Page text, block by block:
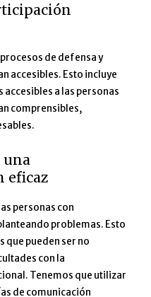
de defensa y
accesibles. Esto incluye
accesibles a las personas
comprensibles,
una
eficaz
personas con
problemas. Esto
que pueden ser no
con la
Tenemos que utilizar
de comunicación